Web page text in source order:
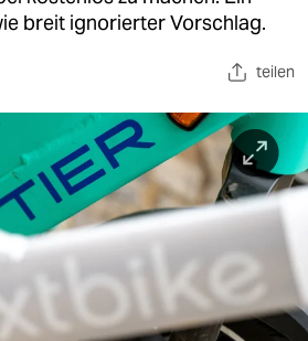
breit ignorierter Vorschlag.
teilen